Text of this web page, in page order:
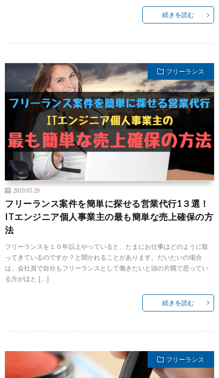
続きを読む
フリーランス
2019.05.29
フリーランス案件を簡単に探せる営業代行1３選！
ITエンジニア個人事業主の最も簡単な売上確保の方
法
フリーランスを１０年以上やっていると、たまにお仕事はどのように取
ってきているのですか？と聞かれることがあります。だいたいの場合
は、会社員で自分もフリーランスとして働きたいと頭の片隅で思ってい
る方がほと […]
続きを読む
フリーランス